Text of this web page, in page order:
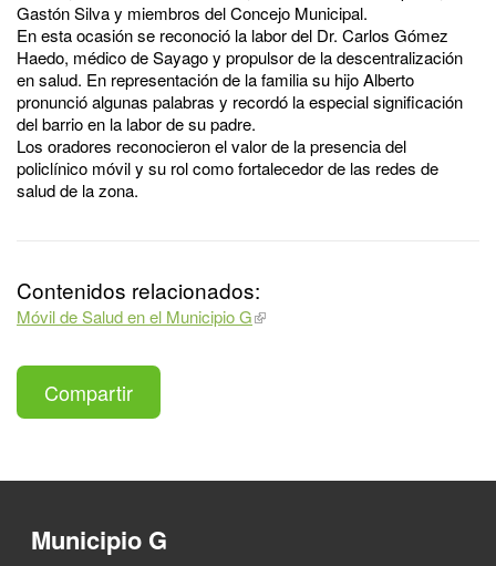
Gastón Silva y miembros del Concejo Municipal.
En esta ocasión se reconoció la labor del Dr. Carlos Gómez
Haedo, médico de Sayago y propulsor de la descentralización
en salud. En representación de la familia su hijo Alberto
pronunció algunas palabras y recordó la especial significación
del barrio en la labor de su padre.
Los oradores reconocieron el valor de la presencia del
policlínico móvil y su rol como fortalecedor de las redes de
salud de la zona.
Contenidos relacionados:
Móvil de Salud en el Municipio G
Compartir
Municipio G